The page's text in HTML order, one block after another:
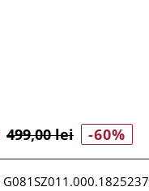
Preț
Întreg
499,00 lei -60%
G081SZ011.000.1825237